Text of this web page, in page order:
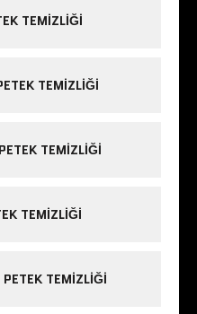
TEMIZLIĞI
TEMIZLIĞI
TEMIZLIĞI
TEMIZLIĞI
TEMIZLIĞI